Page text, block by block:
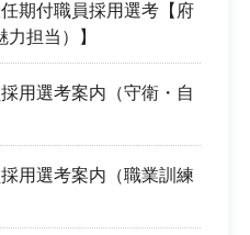
期付職員採用選考【府
担当）】
用選考案内（守衛・自
用選考案内（職業訓練